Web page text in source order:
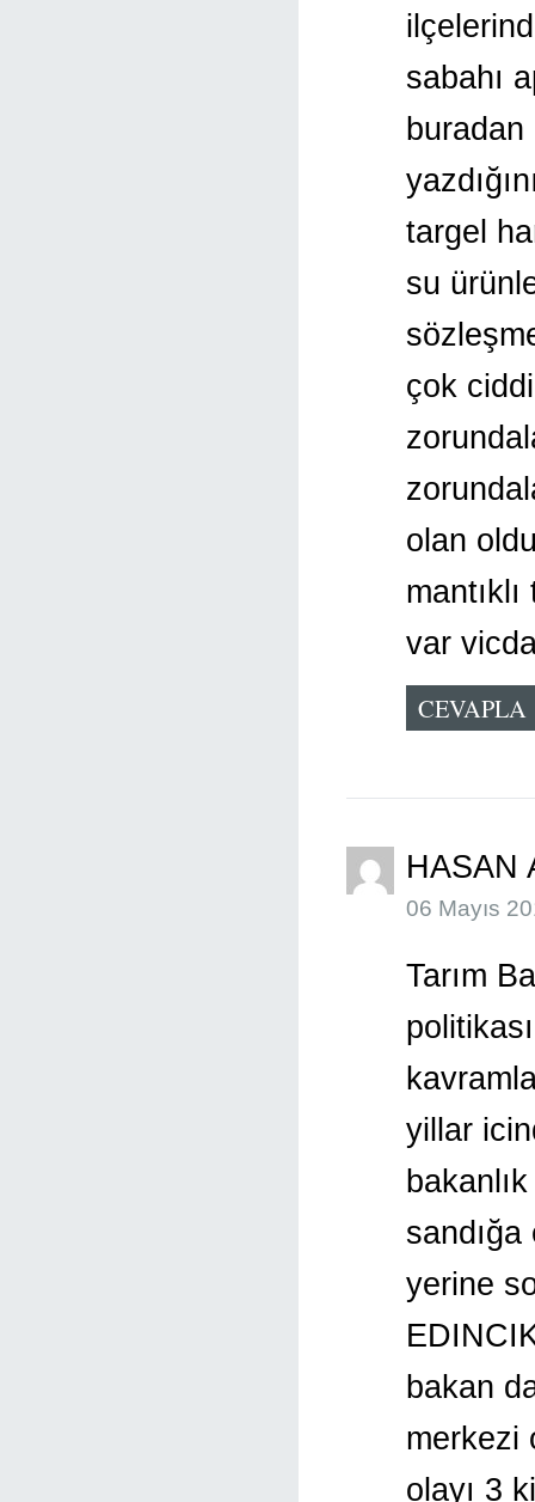
sabahı
buradan
targel
su
çok
olan
var
CEVAPLA
HASAN
06 Mayıs
Tarım
yillar
yerine
bakan
merkezi
olayı 3